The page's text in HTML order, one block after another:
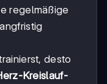
regelmäßige
desto
Kreislauf-